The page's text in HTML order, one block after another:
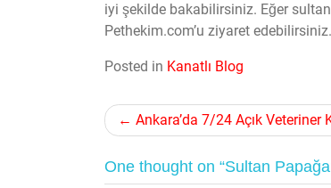
iyi şekilde bakabilirsiniz. Eğer
Pethekim.com’u ziyaret edebilirsiniz.
Posted in Kanatlı Blog
Yazı
gezinmesi
Ankara’da 7/24 Açık Veteriner
One thought on “Sultan